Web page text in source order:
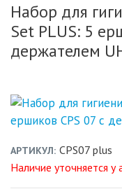
Набор для
Set PLUS: 5
держателем
АРТИКУЛ CPS07 plus
Наличие уточняется